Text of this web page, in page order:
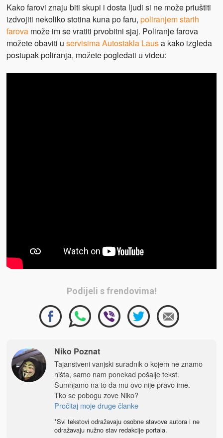
Kako farovi znaju biti skupi i dosta ljudi si ne može priuštiti
izdvojiti nekoliko stotina kuna po faru, poliranjem starih
farovamože im se vratiti prvobitni sjaj. Poliranje farova
možete obaviti u servisima Autostakla Lausa kako izgleda
postupak poliranja, možete pogledati u videu:
Podijeli s frendovima!
Niko Poznat
Tajanstveni vanjski suradnik o kojem ne znamo
ništa, samo nam ponekad pošalje tekst.
Sumnjamo na to da mu ovo nije pravo ime.
Tko se pobogu zove Niko?
Pročitaj moje druge članke
*Svi tekstovi odražavaju osobne stavove autora i ne
odražavaju nužno stav redakcije portala.